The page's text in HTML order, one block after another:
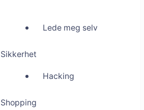
Lede meg selv
Sikkerhet
Hacking
Shopping